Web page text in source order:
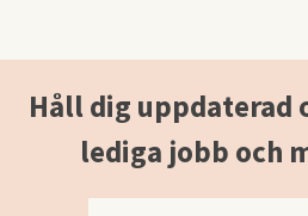
Håll dig uppdaterad
lediga jobb och